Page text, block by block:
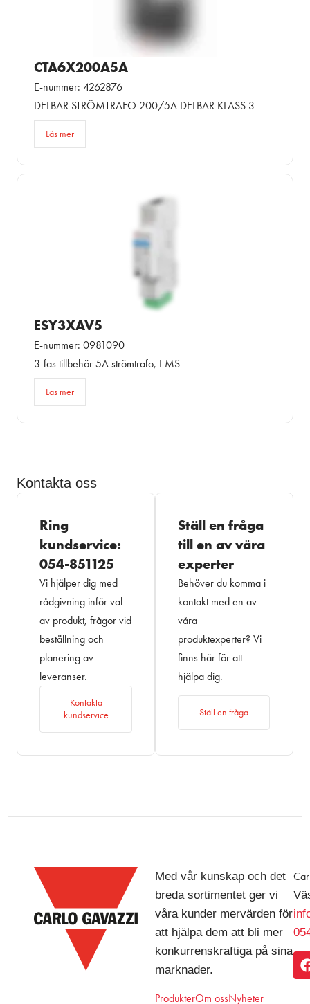
CTA6X200A5A
E-nummer: 4262876
DELBAR STRÖMTRAFO 200/5A DELBAR KLASS 3
Läs mer
ESY3XAV5
E-nummer: 0981090
3-fas tillbehör 5A strömtrafo, EMS
Läs mer
Kontakta oss
Ring
kundservice:
054-851125
Vi hjälper dig med
rådgivning inför val
av produkt, frågor vid
beställning och
planering av
leveranser.
Kontakta
kundservice
Ställ en fråga
till en av våra
experter
Behöver du komma i
kontakt med en av
våra
produktexperter? Vi
finns här för att
hjälpa dig.
Ställ en fråga
Med vår kunskap och det
breda sortimentet ger vi
våra kunder mervärden för
att hjälpa dem att bli mer
konkurrenskraftiga på sina
marknader.
ProdukterOm ossNyheter